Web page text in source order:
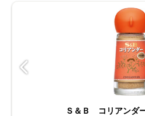
Ｓ＆Ｂ コリアンダ